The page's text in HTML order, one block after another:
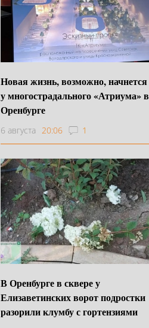
Новая жизнь, возможно, начнется
у многострадального «Атриума» в
Оренбурге
6 августа 20:06 1
В Оренбурге в сквере у
Елизаветинских ворот подростки
разорили клумбу с гортензиями